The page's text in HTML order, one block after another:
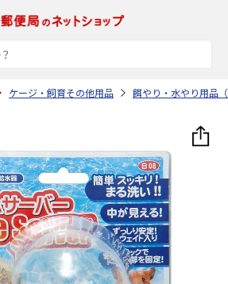
ケージ・飼育その他用品 餌やり・水やり用品